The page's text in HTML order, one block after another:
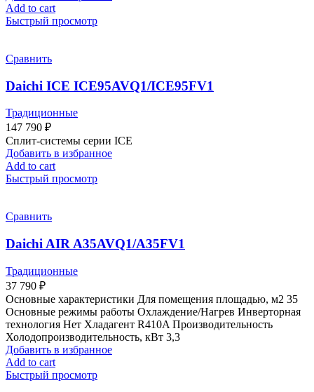
Add to cart
Быстрый просмотр
Сравнить
Daichi ICE ICE95AVQ1/ICE95FV1
Традиционные
147 790 ₽
Сплит-системы серии ICE
Добавить в избранное
Add to cart
Быстрый просмотр
Сравнить
Daichi AIR A35AVQ1/A35FV1
Традиционные
37 790 ₽
Основные характеристики Для помещения площадью, м2 35
Основные режимы работы Охлаждение/Нагрев Инверторная
технология Нет Хладагент R410A Производительность
Холодопроизводительность, кВт 3,3
Добавить в избранное
Add to cart
Быстрый просмотр